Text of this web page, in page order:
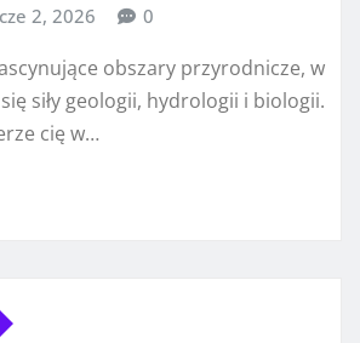
cze 2, 2026 0
obszary przyrodnicze, w
siły geologii, hydrologii i biologii.
cię w…